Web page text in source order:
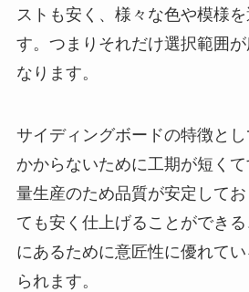
ストも安く、様々な色や模様
す。つまりそれだけ選択範囲
なります。
サイディングボードの特徴と
かからないために工期が短く
量生産のため品質が安定して
ても安く仕上げることができ
にあるために意匠性に優れて
られます。